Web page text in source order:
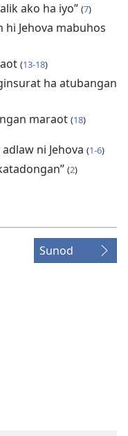
ako ha iyo” (7)
hi Jehova mabuhos
(13-18)
ha atubangan
maraot (18)
ni Jehova (1-6)
(2)
Sunod